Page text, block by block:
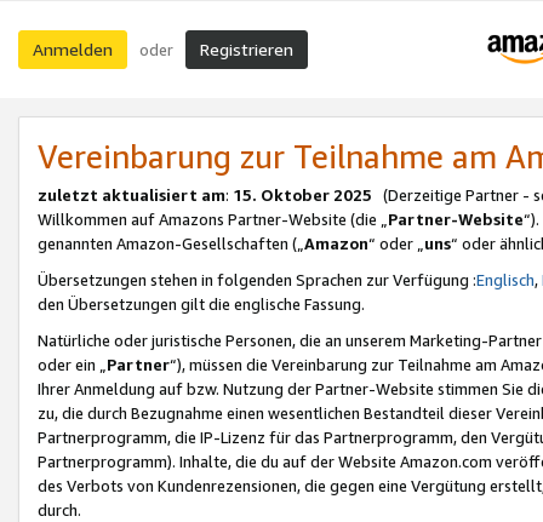
Anmelden oder Registrieren
Vereinbarung zur Teilnahme am
zuletzt aktualisiert am: 15. Oktober 2025 (Derzeitige Partner -
Willkommen auf Amazons Partner-Website (die „Partner-Website
genannten Amazon-Gesellschaften („Amazon“ oder „uns“ oder
Übersetzungen stehen in folgenden Sprachen zur Verfügung :Englisch,
den Übersetzungen gilt die englische Fassung.
Natürliche oder juristische Personen, die an unserem Marketing-
oder ein „Partner“), müssen die Vereinbarung zur Teilnahme am
Ihrer Anmeldung auf bzw. Nutzung der Partner-Website stimmen Sie
zu, die durch Bezugnahme einen wesentlichen Bestandteil dieser
Partnerprogramm, die IP-Lizenz für das Partnerprogramm, den
Partnerprogramm). Inhalte, die du auf der Website Amazon.com
des Verbots von Kundenrezensionen, die gegen eine Vergütung
durch.